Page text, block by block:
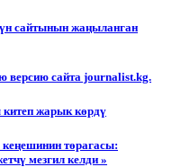
сайтынын жаңыланган
версию сайта journalist.kg.
жарык көрдү
төрагасы:
мезгил келди »